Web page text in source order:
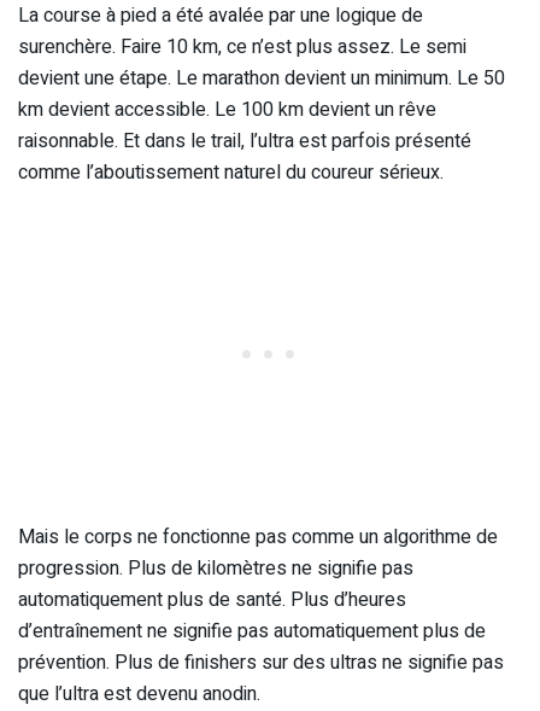
La course à pied a été avalée par une logique de
surenchère. Faire 10 km, ce n’est plus assez. Le semi
devient une étape. Le marathon devient un minimum. Le 50
km devient accessible. Le 100 km devient un rêve
raisonnable. Et dans le trail, l’ultra est parfois présenté
comme l’aboutissement naturel du coureur sérieux.
Mais le corps ne fonctionne pas comme un algorithme de
progression. Plus de kilomètres ne signifie pas
automatiquement plus de santé. Plus d’heures
d’entraînement ne signifie pas automatiquement plus de
prévention. Plus de finishers sur des ultras ne signifie pas
que l’ultra est devenu anodin.